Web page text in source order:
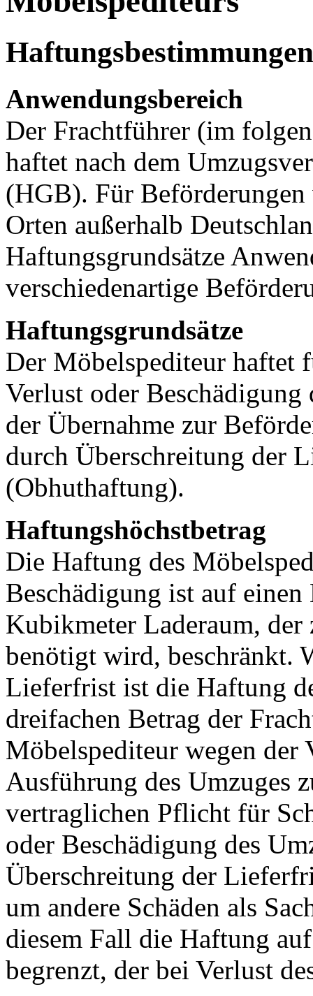
Anwendungsbereich
Der Frachtführer (im
haftet nach dem
(HGB). Für
Orten außerhalb
Haftungsgrundsätze
verschiedenartige
Haftungsgrundsätze
Der Möbelspediteur haftet
Verlust oder
der Übernahme zur
durch Überschreitung der
(Obhuthaftung).
Haftungshöchstbetrag
Die Haftung des
Beschädigung ist auf
Kubikmeter Laderaum,
benötigt wird, beschränkt.
Lieferfrist ist die Haftung
dreifachen Betrag der
Möbelspediteur wegen der
Ausführung des Umzuges
vertraglichen Pflicht für
oder Beschädigung des
Überschreitung der
um andere Schäden als
diesem Fall die Haftung
begrenzt, der bei Verlust